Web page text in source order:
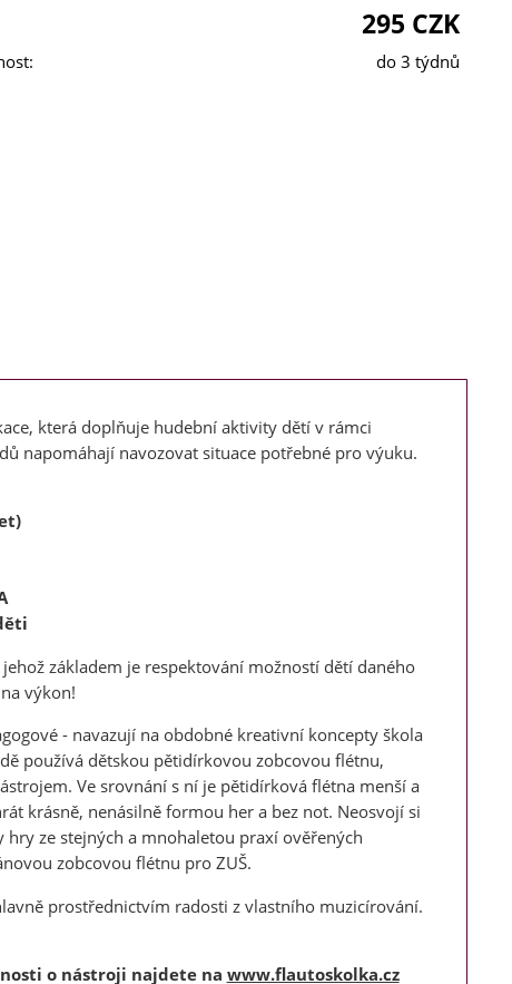
295 CZK
do 3 týdnů
která doplňuje hudební aktivity dětí v rámci
napomáhají navozovat situace potřebné pro výuku.
základem je respektování možností dětí daného
výkon!
- navazují na obdobné kreativní koncepty škola
používá dětskou pětidírkovou zobcovou flétnu,
Ve srovnání s ní je pětidírková flétna menší a
krásně, nenásilně formou her a bez not. Neosvojí si
ze stejných a mnohaletou praxí ověřených
zobcovou flétnu pro ZUŠ.
prostřednictvím radosti z vlastního muzicírování.
o nástroji najdete na www.flautoskolka.cz